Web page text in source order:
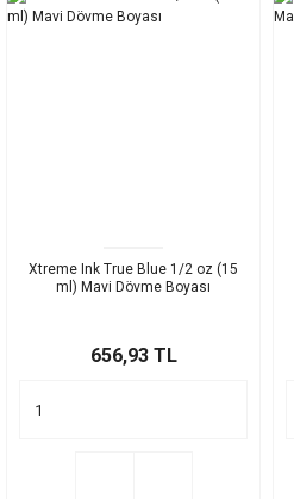
Xtreme Ink True Blue 1/2 oz (15
ml) Mavi Dövme Boyası
656,93 TL